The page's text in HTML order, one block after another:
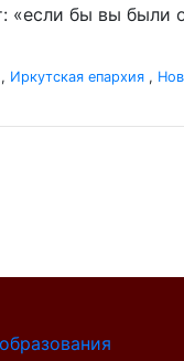
«если бы вы были
, Иркутская епархия ,